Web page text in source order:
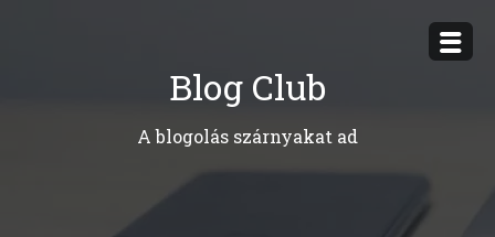
Blog Club
A blogolás szárnyakat ad